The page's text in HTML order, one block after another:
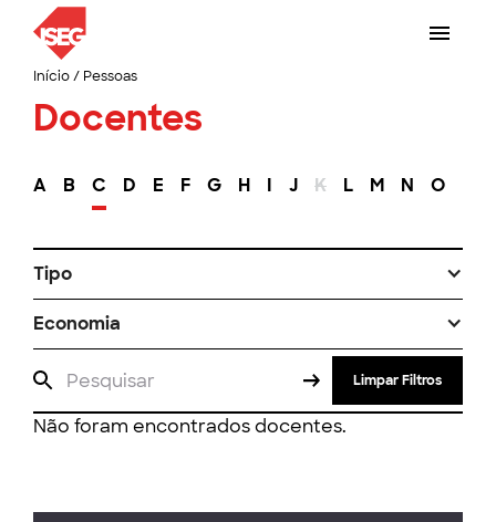
Início/ Pessoas
Docentes
A B C D E F G H I J K L M N O
Tipo
Economia
Limpar Filtros
Não foram encontrados docentes.